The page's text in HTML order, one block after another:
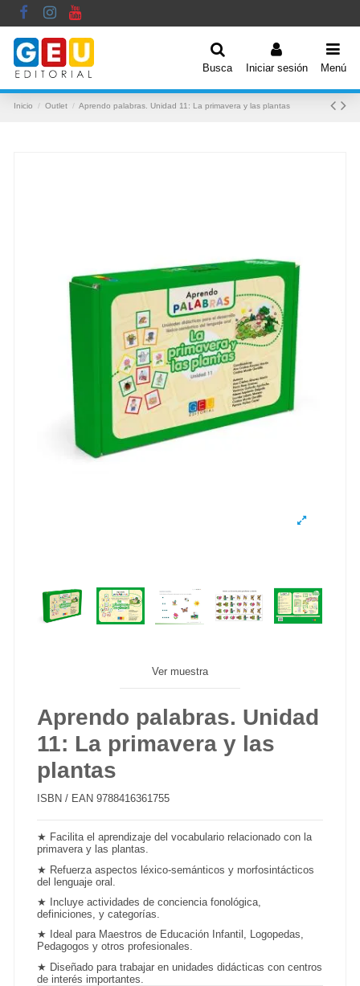
Busca Iniciar sesión Menú
Inicio Outlet Aprendo palabras. Unidad 11: La primavera y las plantas
Ver muestra
Aprendo palabras. Unidad
11: La primavera y las
plantas
ISBN / EAN 9788416361755
★ Facilita el aprendizaje del vocabulario relacionado con la
primavera y las plantas.
★ Refuerza aspectos léxico-semánticos y morfosintácticos
del lenguaje oral.
★ Incluye actividades de conciencia fonológica,
definiciones, y categorías.
★ Ideal para Maestros de Educación Infantil, Logopedas,
Pedagogos y otros profesionales.
★ Diseñado para trabajar enunidades didácticas con centros
de interés importantes.